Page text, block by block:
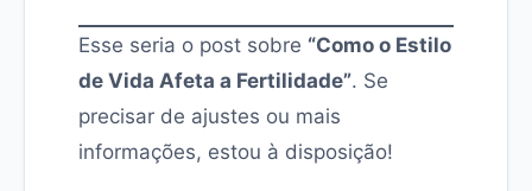
Esse seria o post sobre “Como o Estilo
de Vida Afeta a Fertilidade”. Se
precisar de ajustes ou mais
informações, estou à disposição!